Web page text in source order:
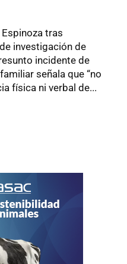
tras
investigación de
incidente de
señala que “no
física ni verbal de...